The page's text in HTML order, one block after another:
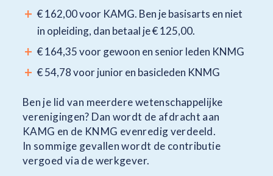
€ 162,00 voor KAMG. Ben je basisarts en niet
in opleiding, dan betaal je € 125,00.
€ 164,35 voor gewoon en senior leden KNMG
€ 54,78 voor junior en basicleden KNMG
Ben je lid van meerdere wetenschappelijke
verenigingen? Dan wordt de afdracht aan
KAMG en de KNMG evenredig verdeeld.
In sommige gevallen wordt de contributie
vergoed via de werkgever.